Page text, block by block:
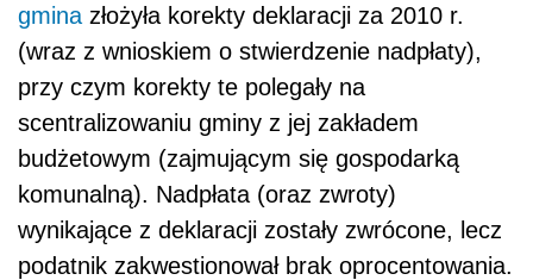
gmina złożyła korekty deklaracji za 2010 r.
(wraz z wnioskiem o stwierdzenie nadpłaty),
przy czym korekty te polegały na
scentralizowaniu gminy z jej zakładem
budżetowym (zajmującym się gospodarką
komunalną). Nadpłata (oraz zwroty)
wynikające z deklaracji zostały zwrócone, lecz
podatnik zakwestionował brak oprocentowania.